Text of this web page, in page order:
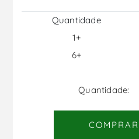
Quantidade
1+
6+
Quantidade:
COMPRAR